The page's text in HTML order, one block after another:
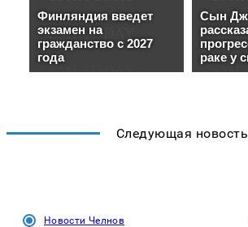
Следующая новость
Новости Челнов